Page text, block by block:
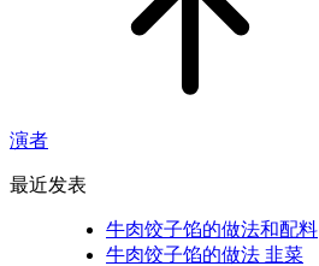
演者
最近发表
牛肉饺子馅的做法和配料
牛肉饺子馅的做法 韭菜